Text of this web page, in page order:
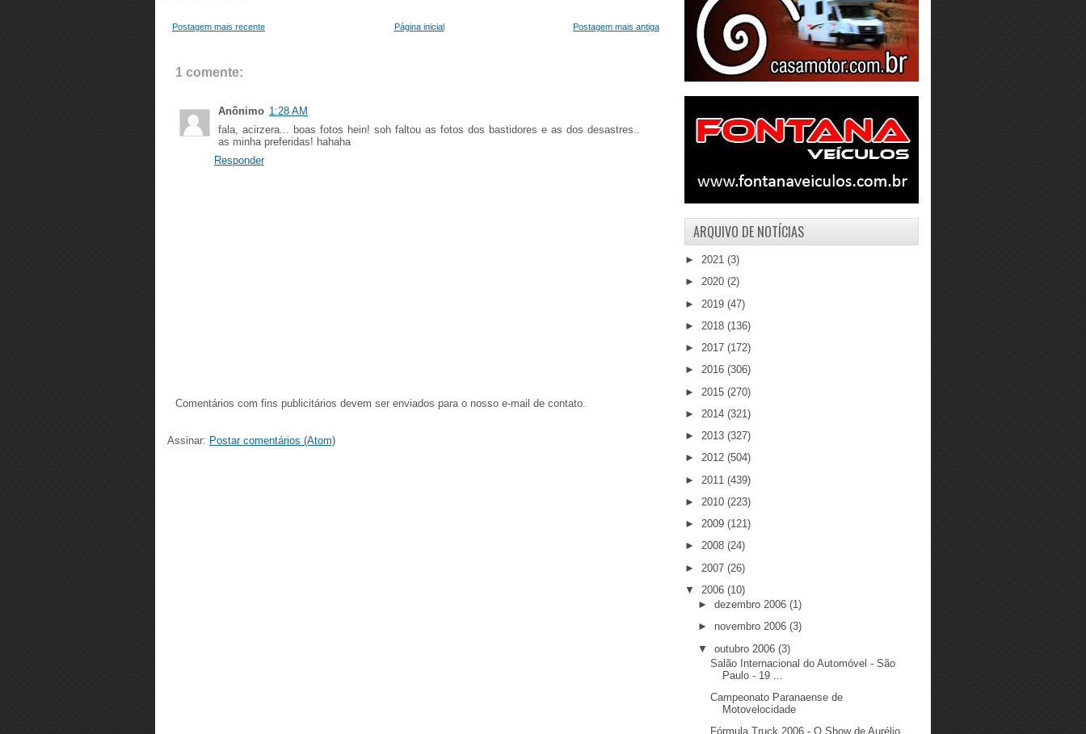
Postagem mais recente Postagem mais antiga
Página inicial
1 comente:
Anônimo 1:28 AM
fala, acirzera... boas fotos hein! soh faltou as fotos dos bastidores e as dos desastres..
as minha preferidas! hahaha
Responder
Comentários com fins publicitários devem ser enviados para o nosso e-mail de contato.
Assinar: Postar comentários (Atom)
ARQUIVO DE NOTÍCIAS
► 2021 (3)
► 2020 (2)
► 2019 (47)
► 2018 (136)
► 2017 (172)
► 2016 (306)
► 2015 (270)
► 2014 (321)
► 2013 (327)
► 2012 (504)
► 2011 (439)
► 2010 (223)
► 2009 (121)
► 2008 (24)
► 2007 (26)
▼ 2006 (10)
► dezembro 2006 (1)
► novembro 2006 (3)
▼ outubro 2006 (3)
Salão Internacional do Automóvel - São
Paulo - 19 ...
Campeonato Paranaense de
Motovelocidade
Fórmula Truck 2006 - O Show de Aurélio